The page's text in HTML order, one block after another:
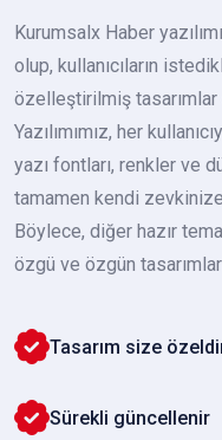
Kurumsalx Haber
olup, kullanıcıların
özelleştirilmiş tasarımlar
Yazılımımız, her
yazı fontları, renkler ve
tamamen kendi
Böylece, diğer hazır
özgü ve özgün
Tasarım size
Sürekli güncellenir